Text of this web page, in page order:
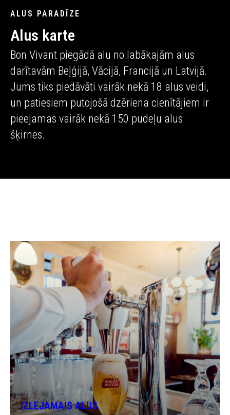
ALUS PARADĪZE
Alus karte
Bon Vivant piegādā alu no labākajām alus
darītavām Beļģijā, Vācijā, Francijā un Latvijā.
Jums tiks piedāvāti vairāk nekā 18 alus veidi,
un patiesiem putojošā dzēriena cienītājiem ir
pieejamas vairāk nekā 150 pudeļu alus
šķirnes.
IZLEJAMAIS ALUS